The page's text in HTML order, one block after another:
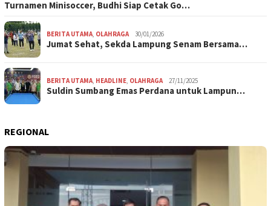
Turnamen Minisoccer, Budhi Siap Cetak Go…
BERITA UTAMA, OLAHRAGA 30/01/2026
Jumat Sehat, Sekda Lampung Senam Bersama…
BERITA UTAMA, HEADLINE, OLAHRAGA 27/11/2025
Suldin Sumbang Emas Perdana untuk Lampun…
REGIONAL